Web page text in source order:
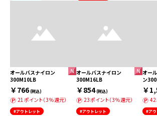
オールバスナイロン
300M10LB
￥766(税込)
21ポイント（3％還元）
#アウトレット
オールバスナイロン
300M16LB
￥854(税込)
23ポイント（3％還元）
#アウトレット
オー
ン
￥
42
#アウ